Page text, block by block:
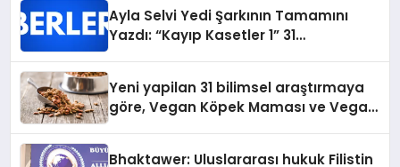
Ayla Selvi Yedi Şarkının Tamamını
Yazdı: “Kayıp Kasetler 1” 31
Yeni yapilan 31 bilimsel araştırmaya
göre, Vegan Köpek Maması ve Vegan
Bhaktawer: Uluslararası hukuk Filistin